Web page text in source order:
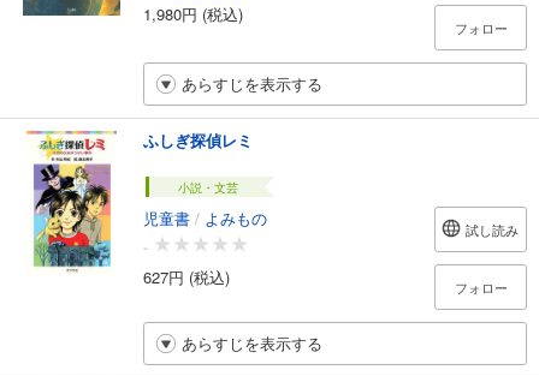
1,980円 (税込)
フォロー
あらすじを表示する
ふしぎ探偵レミ
小説・文芸
児童書 / よみもの
-
627円 (税込)
試し読み
フォロー
あらすじを表示する